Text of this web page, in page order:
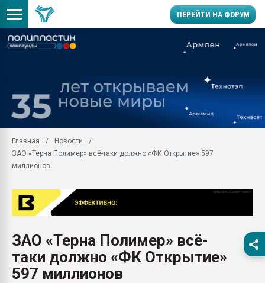
ПЕРЕЙТИ НА ФОРУМ
цикла
заводу пластмасс"
первый план в
28.07.2026
ситуацией на
Главная
Новости
ЗАО «Терна Полимер» всё-таки должно «ФК Открытие» 597
миллионов
ЗАО «Терна Полимер» всё-
таки должно «ФК Открытие»
597 миллионов